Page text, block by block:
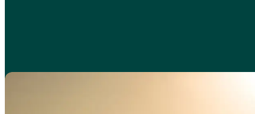
12 skønne cykelture i Søhøjlandet